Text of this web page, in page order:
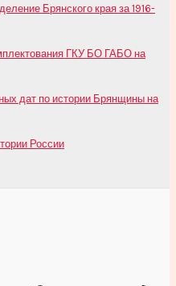
Брянского края за 1916-
ГКУ БО ГАБО на
дат по истории Брянщины на
России